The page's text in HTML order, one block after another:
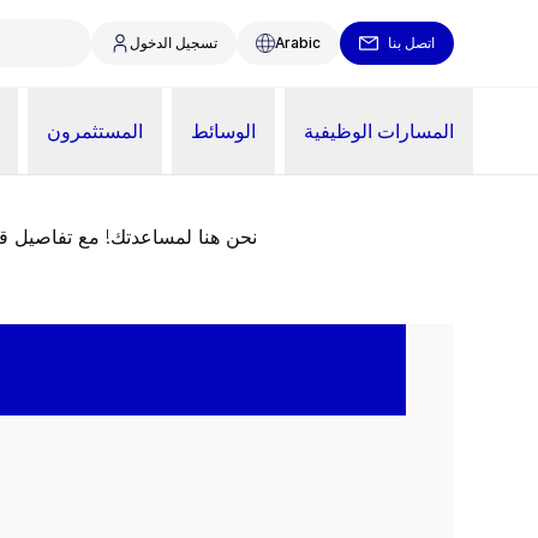
تسجيل الدخول Arabic اتصل بنا
المستثمرون الوسائط المسارات الوظيفية
نحن هنا لمساعدتك! مع